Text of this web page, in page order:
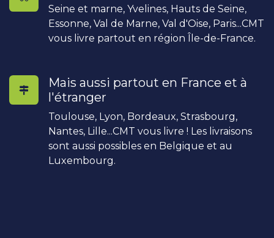
Seine et marne, Yvelines, Hauts de Seine,
Essonne, Val de Marne, Val d'Oise, Paris...CMT
vous livre partout en région Île-de-France.
Mais aussi partout en France et à
l'étranger
Toulouse, Lyon, Bordeaux, Strasbourg,
Nantes, Lille...CMT vous livre ! Les livraisons
sont aussi possibles en Belgique et au
Luxembourg.